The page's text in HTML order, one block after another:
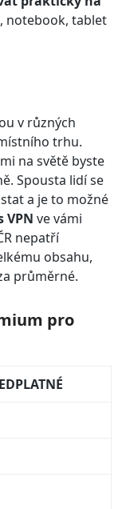
notebook, tablet
v různých
trhu.
na světě byste
Spousta lidí se
a je to možné
VPN ve vámi
nepatří
obsahu,
průměrné.
pro